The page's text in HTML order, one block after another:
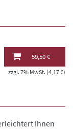
59,50 €
zzgl. 7% MwSt. (4,17 €)
Ihnen